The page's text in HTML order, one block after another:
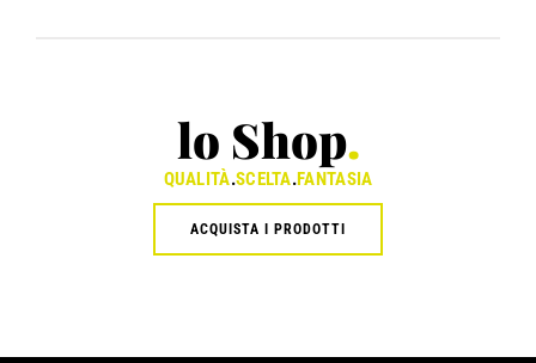
lo Shop.
QUALITÀ.SCELTA.FANTASIA
ACQUISTA I PRODOTTI